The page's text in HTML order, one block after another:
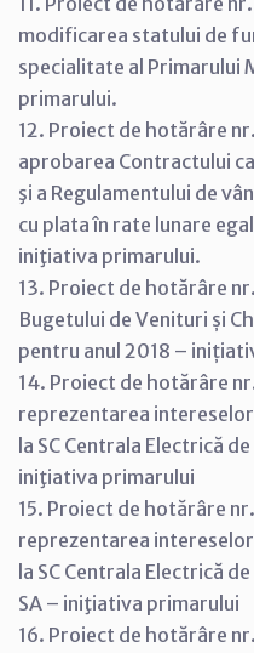
modificarea statului de
specialitate al Primarului
primarului.
12. Proiect de hotărâre
aprobarea Contractului
şi a Regulamentului de
cu plata în rate lunare
iniţiativa primarului.
13. Proiect de hotărâre
Bugetului de Venituri și
pentru anul 2018 –
14. Proiect de hotărâre
reprezentarea
la SC Centrala Electrică
iniţiativa primarului
15. Proiect de hotărâre
reprezentarea
la SC Centrala Electrică
SA – iniţiativa primarului
16. Proiect de hotărâre